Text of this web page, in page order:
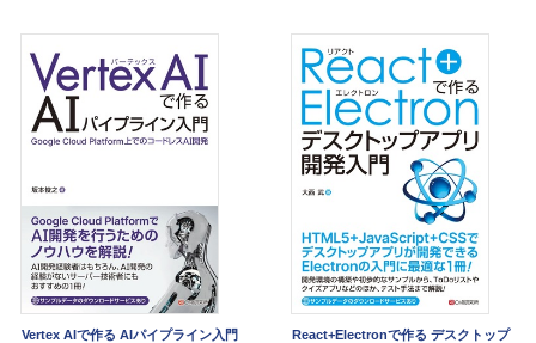
Vertex AIで作る AIパイプライン入門
React+Electronで作る デスクトップ